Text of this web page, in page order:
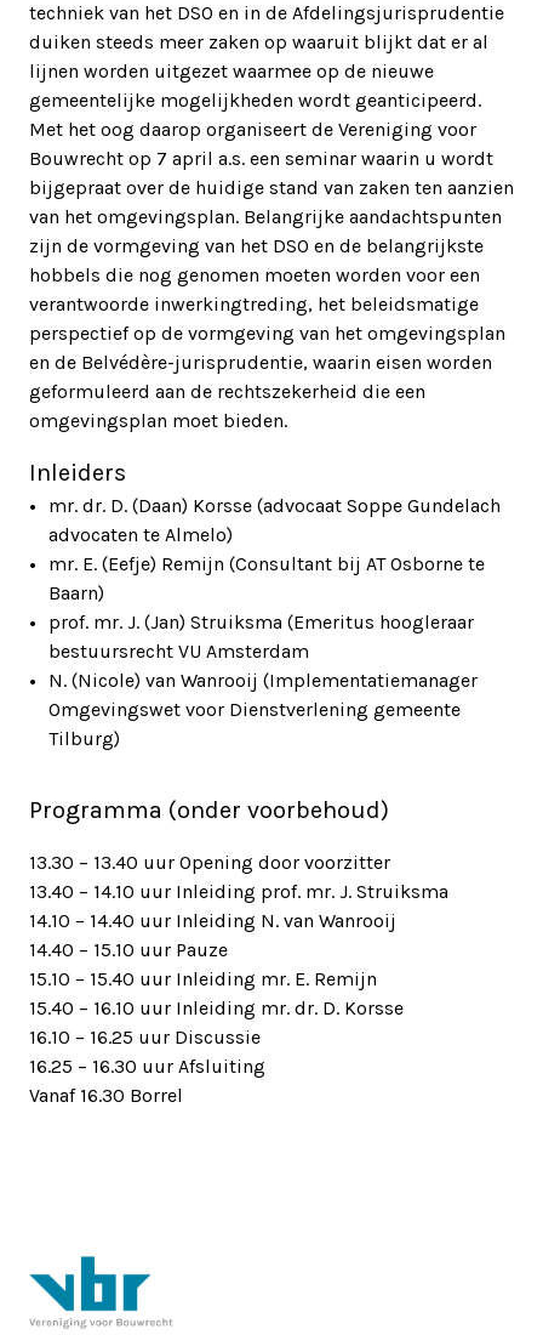
techniek van het DSO en in de Afdelingsjurisprudentie
duiken steeds meer zaken op waaruit blijkt dat er al
lijnen worden uitgezet waarmee op de nieuwe
gemeentelijke mogelijkheden wordt geanticipeerd.
Met het oog daarop organiseert de Vereniging voor
Bouwrecht op 7 april a.s. een seminar waarin u wordt
bijgepraat over de huidige stand van zaken ten aanzien
van het omgevingsplan. Belangrijke aandachtspunten
zijn de vormgeving van het DSO en de belangrijkste
hobbels die nog genomen moeten worden voor een
verantwoorde inwerkingtreding, het beleidsmatige
perspectief op de vormgeving van het omgevingsplan
en de Belvédère-jurisprudentie, waarin eisen worden
geformuleerd aan de rechtszekerheid die een
omgevingsplan moet bieden.
Inleiders
mr. dr. D. (Daan) Korsse (advocaat Soppe Gundelach
advocaten te Almelo)
mr. E. (Eefje) Remijn (Consultant bij AT Osborne te
Baarn)
prof. mr. J. (Jan) Struiksma (Emeritus hoogleraar
bestuursrecht VU Amsterdam
N. (Nicole) van Wanrooij (Implementatiemanager
Omgevingswet voor Dienstverlening gemeente
Tilburg)
Programma (onder voorbehoud)
13.30 – 13.40 uur Opening door voorzitter
13.40 – 14.10 uur Inleiding prof. mr. J. Struiksma
14.10 – 14.40 uur Inleiding N. van Wanrooij
14.40 – 15.10 uur Pauze
15.10 – 15.40 uur Inleiding mr. E. Remijn
15.40 – 16.10 uur Inleiding mr. dr. D. Korsse
16.10 – 16.25 uur Discussie
16.25 – 16.30 uur Afsluiting
Vanaf 16.30 Borrel